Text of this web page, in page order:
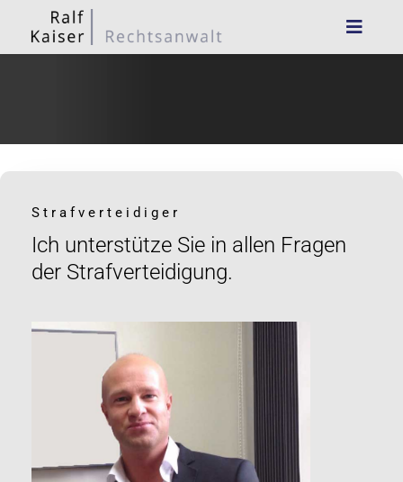
Strafverteidiger
Ich unterstütze Sie in allen Fragen
der Strafverteidigung.